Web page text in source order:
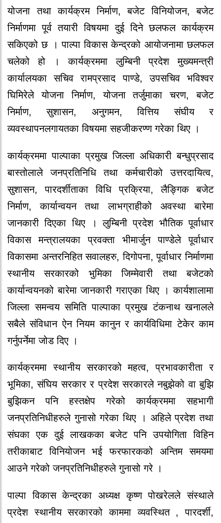
योजना तथा कार्यक्रम निर्माण, बजेट विनियोजन, बजेट
निर्माणमा पूर्व तयारी विषयमा दुई दिने छलफल कार्यक्रम
सकिएको छ । पाल्पा विकास केन्द्रको आयोजनामा छलफल
चलेको हो । कार्यक्रममा लुम्बिनी प्रदेश मुख्यमन्त्री
कार्यालयका सचिव रामप्रसाद पाण्डे, उपसचिव भविश्वर
घिमिरेले योजना निर्माण, योजना तर्जुमाका चरण, बजेट
निर्माण, सुशासन, अनुगमन, वित्तिय संघीय र
व्यवस्थापनलगायतका विषयमा सहजीकरण्ण गरेका थिए ।
कार्यक्रममा पाल्पाका प्रमुख जिल्ला अधिकारी बन्धुप्रसाद
बास्तोलाले जनप्रतिनिधि तथा कर्मचारीको उत्तरदायित्व,
सुशासन, पारदर्शीताका विधि प्रक्रिया, लैङ्गिक बजेट
निर्माण, कार्यान्वयन तथा लाभग्राहीको अवस्था बारेमा
जानकारी दिएका थिए । लुम्बिनी प्रदेश भौतिक पूर्वाधार
विकास मन्त्रालयका प्रवक्ता भीमार्जुन पाण्डेले पूर्वाधार
विकासमा अन्तरनिहित सवालहरु, दिगोपना, पूर्वाधार निर्माणमा
स्थानीय सरकारको भुमिका जिम्मेवारी तथा बजेटको
कार्यान्वयनको बारेमा जानकारी गराएका थिए । कार्यशालामा
जिल्ला समन्वय समिति पाल्पाका प्रमुख टंकनाथ खनालले
सबैले संविधान ऐन नियम कानुन र कार्यविधिमा टेकेर काम
गर्नुपर्नेमा जोड दिए ।
कार्यक्रममा स्थानीय सरकारको महत्व, प्रभावकारीता र
भूमिका, संघिय सरकार र प्रदेश सरकारले नबुझेको वा बुझि
बुझिकन पनि हस्तक्षेप गरेको कार्यक्रममा सहभागी
जनप्रतिनिधीहरुले गुनासो गरेका थिए । अहिले प्रदेश तथा
संघका एक दुई लाखकका बजेट पनि उपयोगिता विहिन
तरीकाबाट विनियोजन भई फरफारकको अन्तिम समयमा
आउने गरेको जनप्रतिनिधीहरुले गुनासो गरे ।
पाल्पा विकास केन्द्रका अध्यक्ष कृष्ण पोखरेलले संस्थाले
प्रदेश स्थानीय सरकारको काममा व्यवस्थित , पारदर्शी,